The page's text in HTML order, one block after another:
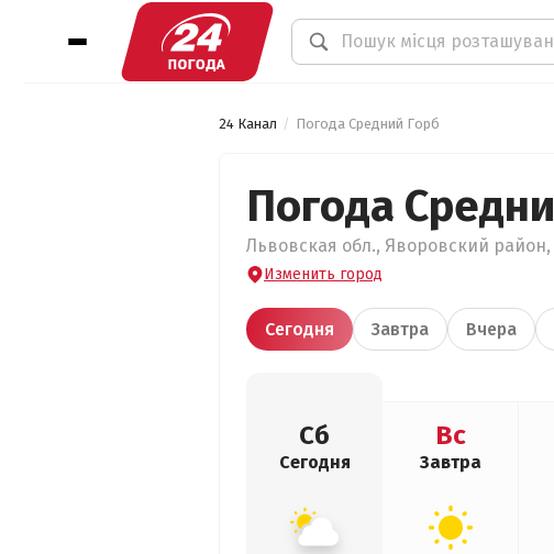
24 Канал Погода Средний Горб
Погода
Львовская обл., Яворовский
Изменить город
Сегодня Завтра Вчера
Сб
Сегодня
Вс
Завтра